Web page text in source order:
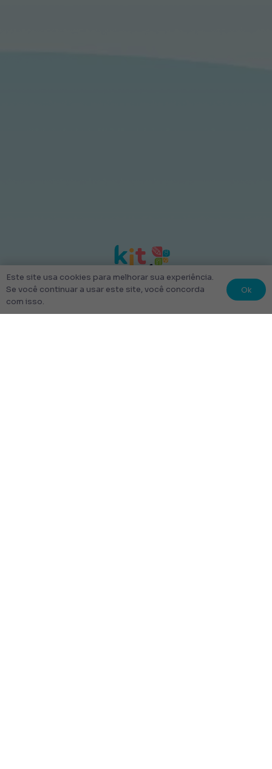
Todos os direitos reservados
Este site usa cookies para melhorar sua experiência.
Se você continuar a usar este site, você concorda
com isso.
Ok